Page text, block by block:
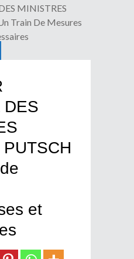
MINISTRES
Train De Mesures
DES
PUTSCH
et